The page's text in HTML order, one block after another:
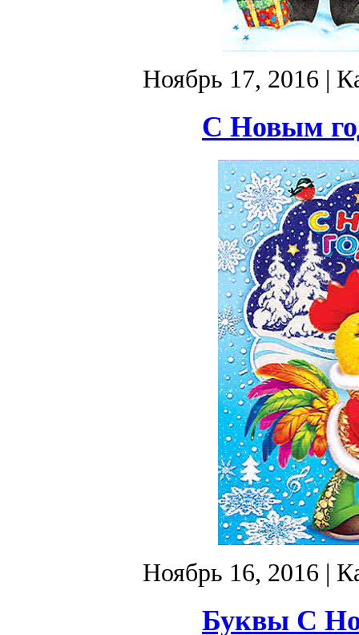
Ноябрь 17, 2016 |
С Новым
Ноябрь 16, 2016 |
Буквы С